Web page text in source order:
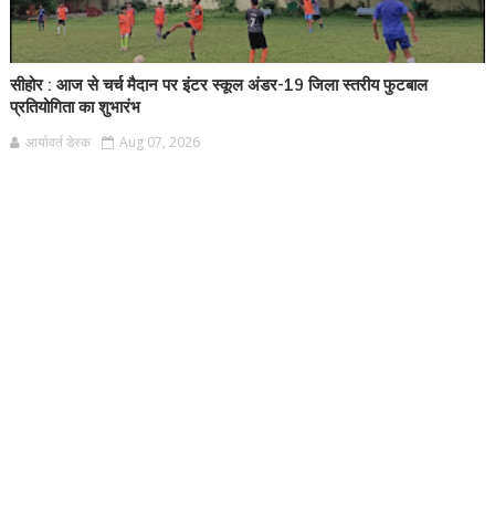
सीहोर : आज से चर्च मैदान पर इंटर स्कूल अंडर-19 जिला स्तरीय फुटबाल
प्रतियोगिता का शुभारंभ
आर्यावर्त डेस्क Aug 07, 2026